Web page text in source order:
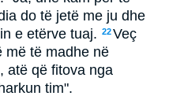
do të jetë me ju dhe
e etërve tuaj. 22Veç
më të madhe në
atë që fitova nga
tim".